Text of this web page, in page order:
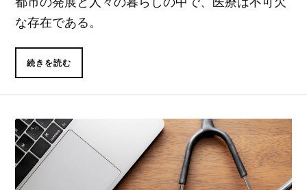
な存在である。
続きを読む